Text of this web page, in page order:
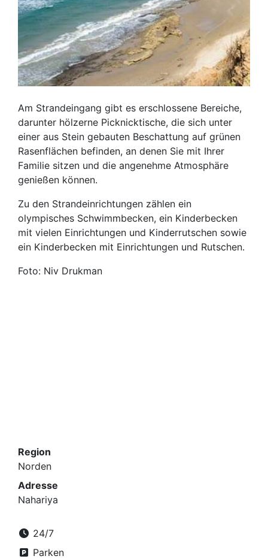
Am Strandeingang gibt es erschlossene Bereiche,
darunter hölzerne Picknicktische, die sich unter
einer aus Stein gebauten Beschattung auf grünen
Rasenflächen befinden, an denen Sie mit Ihrer
Familie sitzen und die angenehme Atmosphäre
genießen können.
Zu den Strandeinrichtungen zählen ein
olympisches Schwimmbecken, ein Kinderbecken
mit vielen Einrichtungen und Kinderrutschen sowie
ein Kinderbecken mit Einrichtungen und Rutschen.
Foto: Niv Drukman
Region
Norden
Adresse
Nahariya
24/7
Parken